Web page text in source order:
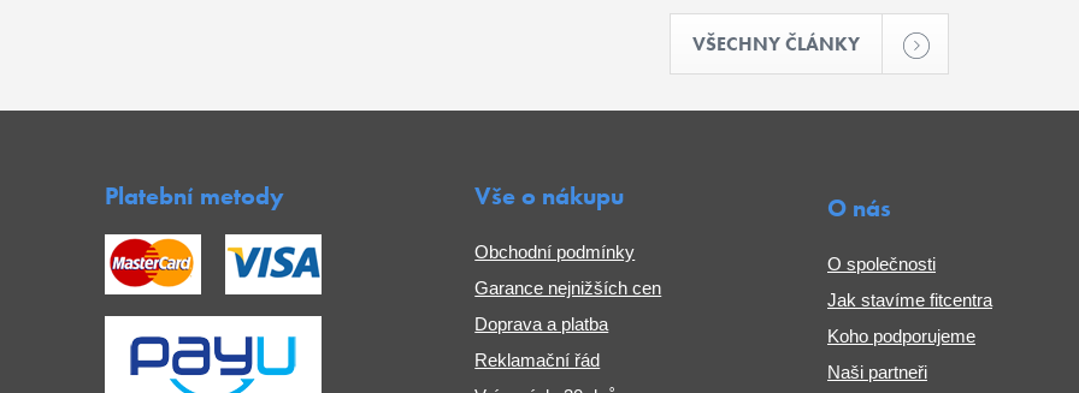
VŠECHNY ČLÁNKY
Platební metody Vše o nákupu
Obchodní podmínky
Garance nejnižších cen
Doprava a platba
Reklamační řád
O nás
O společnosti
Jak stavíme fitcentra
Koho podporujeme
Naši partneři